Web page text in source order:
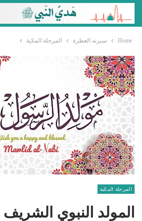
Home سيرته العطرة المرحلة المكية
المرحلة المكية
المولد النبوي الشريف